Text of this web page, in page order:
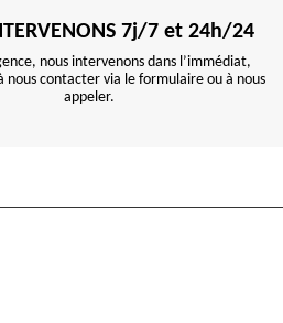
7j/7 et 24h/24
nous intervenons dans l’immédiat,
nous contacter via le formulaire ou à nous
appeler.